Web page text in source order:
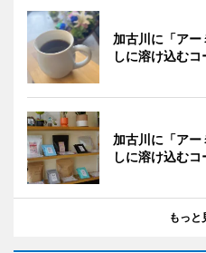
加古川に「ア
しに溶け込むコ
加古川に「ア
しに溶け込むコ
もっと